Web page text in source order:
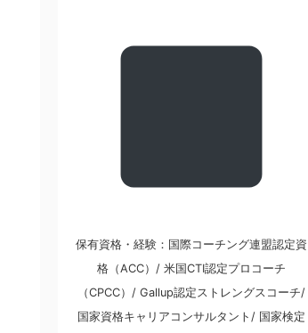
保有資格・経験：国際コーチング連盟認定資
格（ACC）/ 米国CTI認定プロコーチ
（CPCC）/ Gallup認定ストレングスコーチ/
国家資格キャリアコンサルタント/ 国家検定